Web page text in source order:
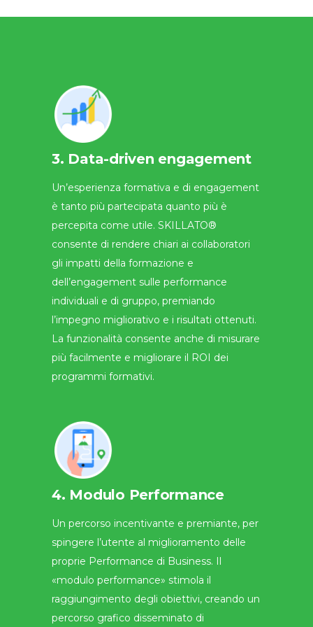
3. Data-driven engagement
Un’esperienza formativa e di engagement
è tanto più partecipata quanto più è
percepita come utile. SKILLATO®
consente di rendere chiari ai collaboratori
gli impatti della formazione e
dell’engagement sulle performance
individuali e di gruppo, premiando
l’impegno migliorativo e i risultati ottenuti.
La funzionalità consente anche di misurare
più facilmente e migliorare il ROI dei
programmi formativi.
4. Modulo Performance
Un percorso incentivante e premiante, per
spingere l’utente al miglioramento delle
proprie Performance di Business. Il
«modulo performance» stimola il
raggiungimento degli obiettivi, creando un
percorso grafico disseminato di